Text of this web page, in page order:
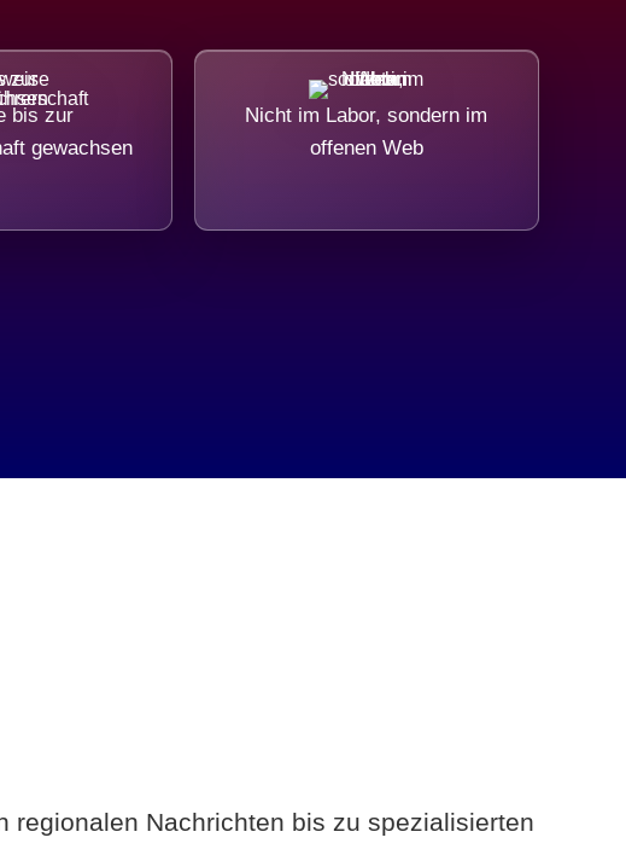
bis zur
gewachsen
Nicht im Labor, sondern im
offenen Web
regionalen Nachrichten bis zu spezialisierten